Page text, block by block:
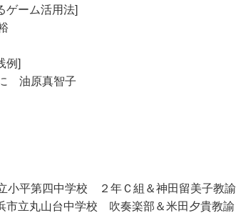
ーム活用法]
例]
油原真智子
小平第四中学校 ２年Ｃ組＆神田留美子教諭
市立丸山台中学校 吹奏楽部＆米田夕貴教諭